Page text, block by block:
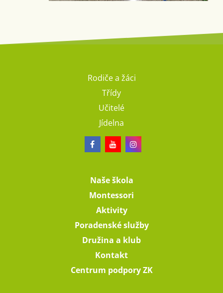
Rodiče a žáci
Třídy
Učitelé
Jídelna
Naše škola
Montessori
Aktivity
Poradenské služby
Družina a klub
Kontakt
Centrum podpory ZK